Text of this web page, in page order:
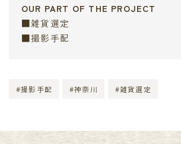
OUR PART OF THE PROJECT
■雑貨選定
■撮影手配
#撮影手配 #神奈川 #雑貨選定